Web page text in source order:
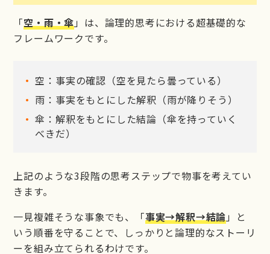
「空・雨・傘 」は、論理的思考における超基礎的な
フレームワークです。
空：事実の確認（空を見たら曇っている）
雨：事実をもとにした解釈（雨が降りそう）
傘：解釈をもとにした結論（傘を持っていく
べきだ）
上記のような3段階の思考ステップで物事を考えてい
きます。
一見複雑そうな事象でも、「事実→解釈→結論 」と
いう順番を守ることで、しっかりと論理的なストーリ
ーを組み立てられるわけです。